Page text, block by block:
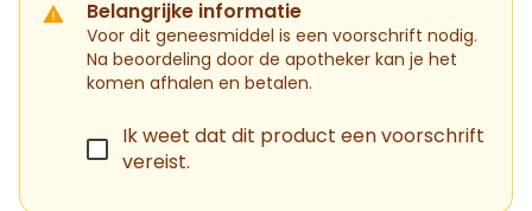
Belangrijke informatie
Voor dit geneesmiddel is een voorschrift nodig.
Na beoordeling door de apotheker kan je het
komen afhalen en betalen.
Ik weet dat dit product een voorschrift
vereist.